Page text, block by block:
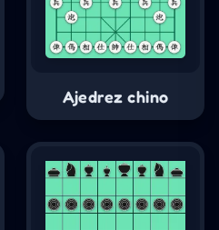
Ajedrez chino